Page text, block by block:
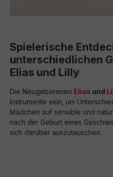
Spielerische
unterschiedlichen
Elias und Lilly
Die Neugeborenen Elias und
Instrumente sein, um
Mädchen auf sensible und
nach der Geburt eines
sich darüber auszutauschen.